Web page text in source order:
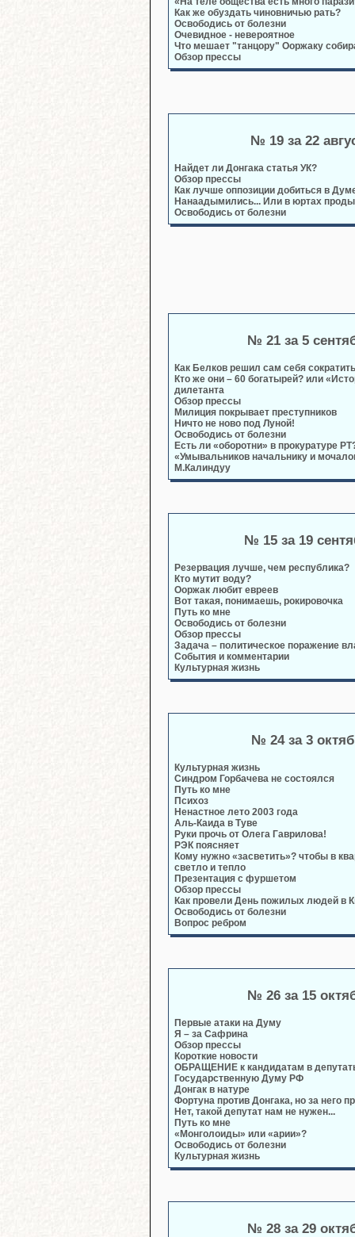
Как же обуздать чиновничью рать?
Освободись от болезни
Очевидное - невероятное
Что мешает "танцору" Ооржаку
Обзор прессы
№ 19 за 22
Найдет ли Донгака статья УК?
Обзор прессы
Как лучше оппозиции добиться в
Нанаадымились... Или в юртах
Освободись от болезни
№ 21 за 5
Как Белков решил сам себя сократить
Кто же они – 60 богатырей? или
дилетанта
Обзор прессы
Милиция покрывает преступников
Ничто не ново под Луной!
Освободись от болезни
Есть ли «оборотни» в прокуратуре
«Умывальников начальнику и
М.Калиндуу
№ 15 за 19
Резервация лучше, чем республика?
Кто мутит воду?
Ооржак любит евреев
Вот такая, понимаешь, рокировочка
Путь ко мне
Освободись от болезни
Обзор прессы
Задача – политическое поражение
События и комментарии
Культурная жизнь
№ 24 за 3
Культурная жизнь
Синдром Горбачева не состоялся
Путь ко мне
Психоз
Ненастное лето 2003 года
Аль-Каида в Туве
Руки прочь от Олега Гаврилова!
РЭК поясняет
Кому нужно «засветить»? чтобы в
светло и тепло
Презентация с фуршетом
Обзор прессы
Как провели День пожилых людей в
Освободись от болезни
Вопрос ребром
№ 26 за 15
Первые атаки на Думу
Я – за Сафрина
Обзор прессы
Короткие новости
ОБРАЩЕНИЕ к кандидатам в
Государственную Думу РФ
Донгак в натуре
Фортуна против Донгака, но за него
Нет, такой депутат нам не нужен...
Путь ко мне
«Монголоиды» или «арии»?
Освободись от болезни
Культурная жизнь
№ 28 за 29